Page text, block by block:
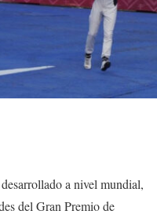
desarrollado a nivel mundial,
del Gran Premio de